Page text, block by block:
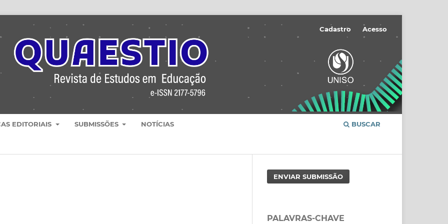
EDITORIAIS SUBMISSÕES NOTÍCIAS BUSCAR
Cadastro Acesso
ENVIAR SUBMISSÃO
PALAVRAS-CHAVE